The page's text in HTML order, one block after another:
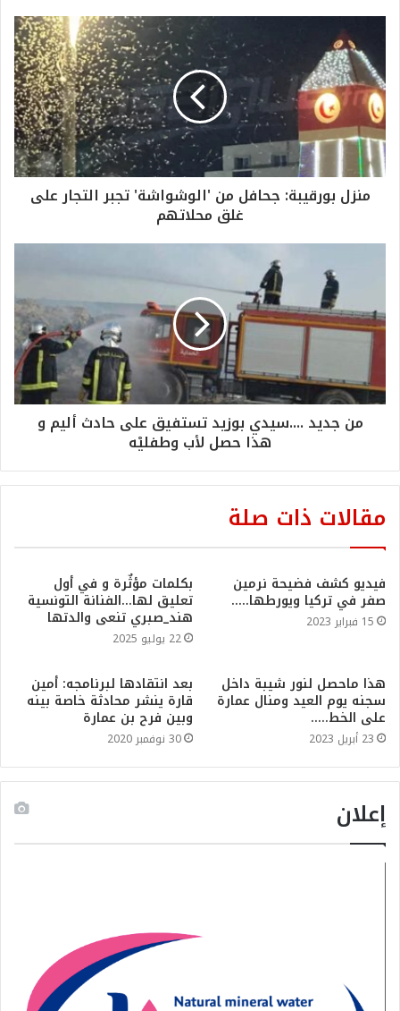
منزل بورقيبة: جحافل من 'الوشواشة' تجبر التجار على
غلق محلاتهم
من جديد ....سيدي بوزيد تستفيق على حادث أليم و
هذا حصل لأب وطفليْه
مقالات ذات صلة
فيديو كشف فضيحة نرمين
صفر في تركيا ويورطها…..
15 فبراير 2023
بكلمات مؤثٌرة و في أول
تعليق لها…الفنانة التونسية
هند_صبري تنعى والدتها
22 يوليو 2025
هذا ماحصل لنور شيبة داخل
سجنه يوم العيد ومنال عمارة
على الخط…..
23 أبريل 2023
بعد انتقادها لبرنامجه: أمين
قارة ينشر محادثة خاصة بينه
وبين فرح بن عمارة
30 نوفمبر 2020
إعلان